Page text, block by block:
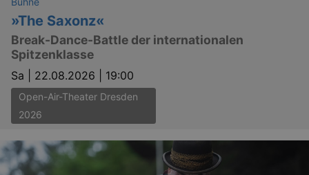
»The Saxonz«
Break-Dance-Battle der internationalen
Spitzenklasse
Sa | 22.08.2026 | 19:00
Open-Air-Theater Dresden
2026